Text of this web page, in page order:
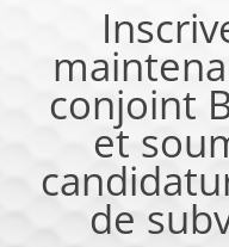
conjoint
et
de